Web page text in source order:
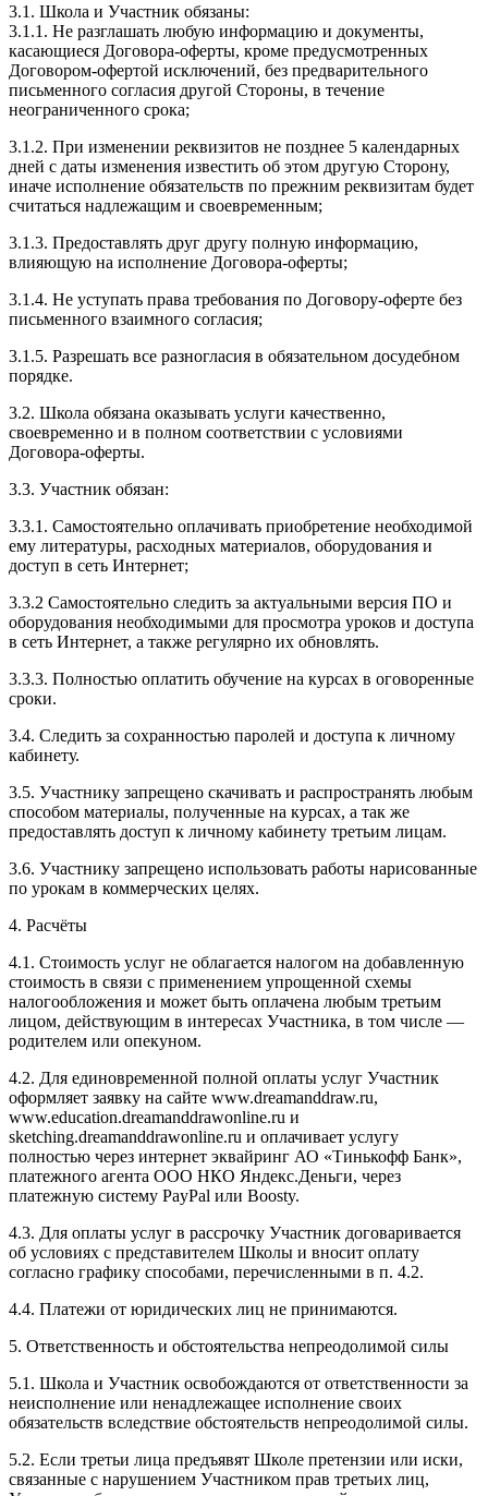
3.1. Школа и Участник обязаны:
3.1.1. Не разглашать любую информацию и документы,
касающиеся Договора-оферты, кроме предусмотренных
Договором-офертой исключений, без предварительного
письменного согласия другой Стороны, в течение
неограниченного срока;
3.1.2. При изменении реквизитов не позднее 5 календарных
дней с даты изменения известить об этом другую Сторону,
иначе исполнение обязательств по прежним реквизитам будет
считаться надлежащим и своевременным;
3.1.3. Предоставлять друг другу полную информацию,
влияющую на исполнение Договора-оферты;
3.1.4. Не уступать права требования по Договору-оферте без
письменного взаимного согласия;
3.1.5. Разрешать все разногласия в обязательном досудебном
порядке.
3.2. Школа обязана оказывать услуги качественно,
своевременно и в полном соответствии с условиями
Договора-оферты.
3.3. Участник обязан:
3.3.1. Cамостоятельно оплачивать приобретение необходимой
ему литературы, расходных материалов, оборудования и
доступ в сеть Интернет;
3.3.2 Самостоятельно следить за актуальными версия ПО и
оборудования необходимыми для просмотра уроков и доступа
в сеть Интернет, а также регулярно их обновлять.
3.3.3. Полностью оплатить обучение на курсах в оговоренные
сроки.
3.4. Следить за сохранностью паролей и доступа к личному
кабинету.
3.5. Участнику запрещено скачивать и распространять любым
способом материалы, полученные на курсах, а так же
предоставлять доступ к личному кабинету третьим лицам.
3.6. Участнику запрещено использовать работы нарисованные
по урокам в коммерческих целях.
4. Расчёты
4.1. Cтоимость услуг не облагается налогом на добавленную
стоимость в связи с применением упрощенной схемы
налогообложения и может быть оплачена любым третьим
лицом, действующим в интересах Участника, в том числе —
родителем или опекуном.
4.2. Для единовременной полной оплаты услуг Участник
оформляет заявку на сайте www.dreamanddraw.ru,
www.education.dreamanddrawonline.ru и
sketching.dreamanddrawonline.ru и оплачивает услугу
полностью через интернет эквайринг АО «Тинькофф Банк»,
платежного агента ООО НКО Яндекс.Деньги, через
платежную систему PayPal или Boosty.
4.3. Для оплаты услуг в рассрочку Участник договаривается
об условиях с представителем Школы и вносит оплату
согласно графику способами, перечисленными в п. 4.2.
4.4. Платежи от юридических лиц не принимаются.
5. Ответственность и обстоятельства непреодолимой силы
5.1. Школа и Участник освобождаются от ответственности за
неисполнение или ненадлежащее исполнение своих
обязательств вследствие обстоятельств непреодолимой силы.
5.2. Если третьи лица предъявят Школе претензии или иски,
связанные с нарушением Участником прав третьих лиц,